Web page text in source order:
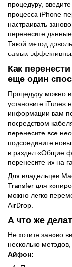
процедуру,
процесса iPhone
настраивать
перенесите
Такой метод
самых
Как
еще один
Процедуру можно
установите iTunes
информации вам
посредством
перенесите все
подсоедините
в раздел «Общие
перенесите их на
Для владельцев
Transfer для
можно легко
AirDrop.
А что же
Не хотите заново
несколько методов,
Айфон: